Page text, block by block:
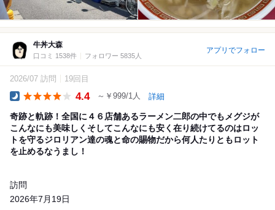
牛丼大森
口コミ 1538件 フォロワー 5835人
アプリでフォロー
2026/07 訪問 19回目
4.4 ～￥999/1人 詳細
奇跡と軌跡！全国に４６店舗あるラーメン二郎の中でもメグジが
こんなにも美味しくそしてこんなにも安く在り続けてるのはロッ
トを守るジロリアン達の魂と命の賜物だから何人たりともロット
を止めるなうまし！
訪問
2026年7月19日